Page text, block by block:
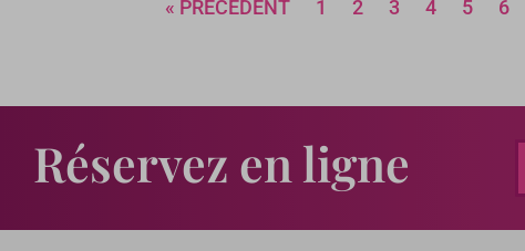
« PRÉCÉDENT 1 2 3 4 5 6
Réservez en ligne